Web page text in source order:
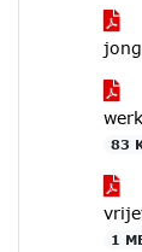
83
1